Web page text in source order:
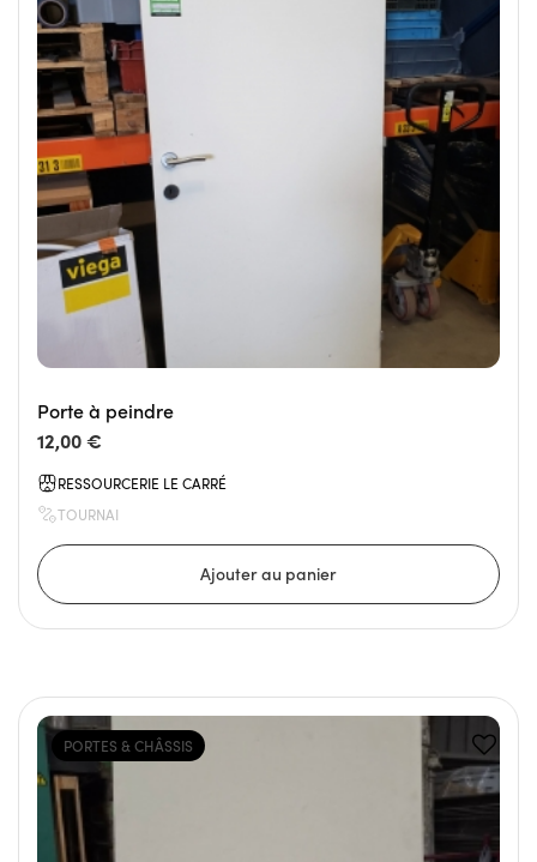
Porte à peindre
12,00 €
RESSOURCERIE LE CARRÉ
TOURNAI
PORTES & CHÂSSIS